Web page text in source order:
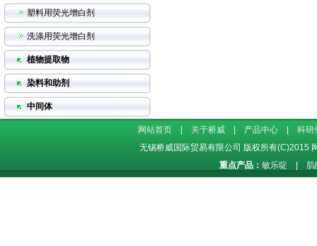
塑料用荧光增白剂
洗涤用荧光增白剂
植物提取物
染料和助剂
中间体
网站首页 关于桥威 产品中心
科研
无锡桥威国际贸易有限公司 版权所有(C)2015
重点产品： 敏乐啶 肌